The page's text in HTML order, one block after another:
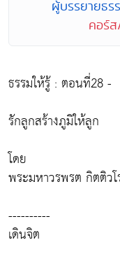
ผู้บรรยายธร
คอร์
ธรรมให้รู้ : ตอนที่28 -
รักลูกสร้างภูมิให้ลูก
โดย
พระมหาวรพรต กิตติว
----------
เดินจิต